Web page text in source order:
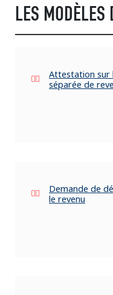
LES MODÈLES
Attestation sur
séparée de
Demande de
le revenu